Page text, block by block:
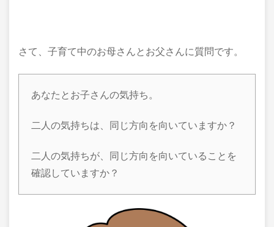
さて、子育て中のお母さんとお父さんに質問です。
あなたとお子さんの気持ち。
二人の気持ちは、同じ方向を向いていますか？
二人の気持ちが、同じ方向を向いていることを
確認していますか？